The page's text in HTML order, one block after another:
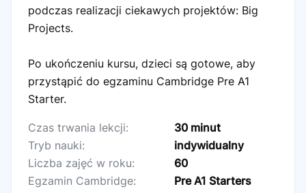
podczas realizacji ciekawych projektów: Big
Projects.
Po ukończeniu kursu, dzieci są gotowe, aby
przystąpić do egzaminu Cambridge Pre A1
Starter.
Czas trwania lekcji:
30 minut
Tryb nauki:
indywidualny
Liczba zajęć w roku:
60
Egzamin Cambridge:
Pre A1 Starters